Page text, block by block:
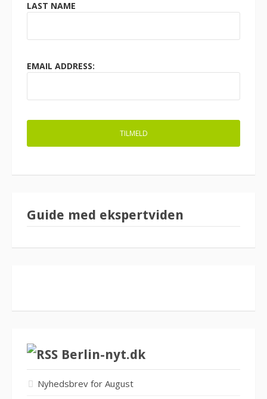
LAST NAME
EMAIL ADDRESS:
Guide med ekspertviden
Berlin-nyt.dk
Nyhedsbrev for August